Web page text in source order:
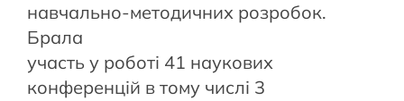
навчально-методичних розробок.
Брала
участь у роботі 41 наукових
конференцій в тому числі 3